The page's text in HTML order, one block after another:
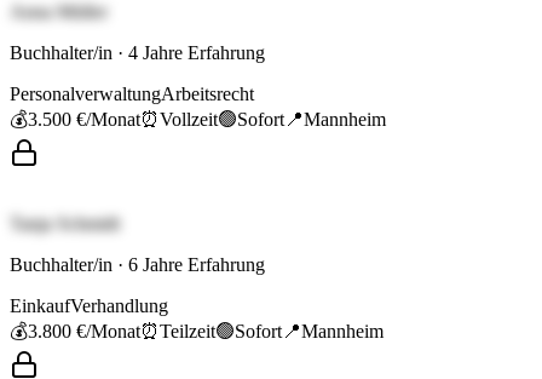
Anna Müller
Buchhalter/in · 4 Jahre Erfahrung
PersonalverwaltungArbeitsrecht
💰3.500 €/Monat⏰Vollzeit🟢Sofort 📍Mannheim
Tanja Schmidt
Buchhalter/in · 6 Jahre Erfahrung
EinkaufVerhandlung
💰3.800 €/Monat⏰Teilzeit🟢Sofort 📍Mannheim